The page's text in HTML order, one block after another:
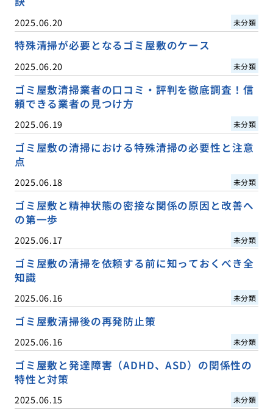
2025.06.20 未分類
特殊清掃が必要となるゴミ屋敷のケース
2025.06.20 未分類
ゴミ屋敷清掃業者の口コミ・評判を徹底調査！信
頼できる業者の見つけ方
2025.06.19 未分類
ゴミ屋敷の清掃における特殊清掃の必要性と注意
点
2025.06.18 未分類
ゴミ屋敷と精神状態の密接な関係の原因と改善へ
の第一歩
2025.06.17 未分類
ゴミ屋敷の清掃を依頼する前に知っておくべき全
知識
2025.06.16 未分類
ゴミ屋敷清掃後の再発防止策
2025.06.16 未分類
ゴミ屋敷と発達障害（ADHD、ASD）の関係性の
特性と対策
2025.06.15 未分類